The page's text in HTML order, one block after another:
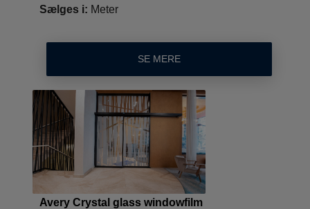
Sælges i: Meter
SE MERE
Avery Crystal glass windowfilm